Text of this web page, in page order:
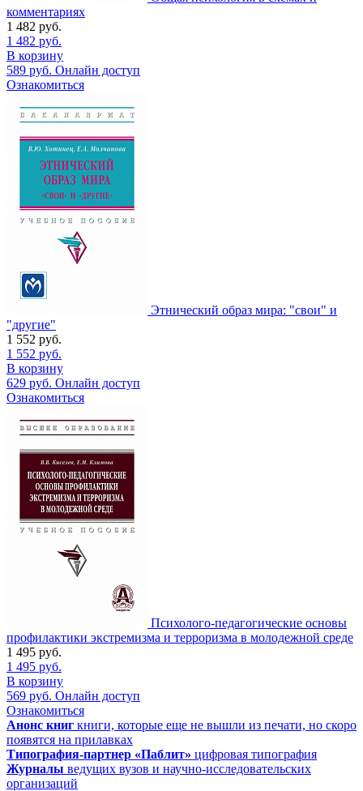
комментариях
1 482 руб.
1 482 руб.
В корзину
589 руб. Онлайн доступ
Ознакомиться
Этнический образ мира: "свои" и
"другие"
1 552 руб.
1 552 руб.
В корзину
629 руб. Онлайн доступ
Ознакомиться
Психолого-педагогические основы
профилактики экстремизма и терроризма в молодежной среде
1 495 руб.
1 495 руб.
В корзину
569 руб. Онлайн доступ
Ознакомиться
Анонс книг книги, которые еще не вышли из печати, но скоро
появятся на прилавках
Типография-партнер «Паблит» цифровая типография
Журналы ведущих вузов и научно-исследовательских
организаций